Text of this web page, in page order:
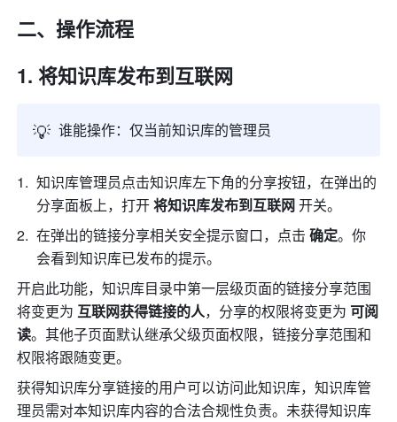
二、操作流程
将知识库发布到互联网
💡 谁能操作：仅当前知识库的管理员
知识库管理员点击知识库左下角的分享按钮，在弹出的
分享面板上，打开 将知识库发布到互联网 开关。
在弹出的链接分享相关安全提示窗口，点击 确定。你
会看到知识库已发布的提示。
开启此功能，知识库目录中第一层级页面的链接分享范围
将变更为 互联网获得链接的人，分享的权限将变更为 可阅
读。其他子页面默认继承父级页面权限，链接分享范围和
权限将跟随变更。
获得知识库分享链接的用户可以访问此知识库，知识库管
理员需对本知识库内容的合法合规性负责。未获得知识库